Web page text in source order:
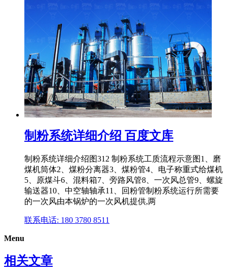
制粉系统详细介绍 百度文库
制粉系统详细介绍图312 制粉系统工质流程示意图1、磨
煤机筒体2、煤粉分离器3、煤粉管4、电子称重式给煤机
5、原煤斗6、混料箱7、旁路风管8、一次风总管9、螺旋
输送器10、中空轴轴承11、回粉管制粉系统运行所需要
的一次风由本锅炉的一次风机提供,两
联系电话: 180 3780 8511
Menu
相关文章